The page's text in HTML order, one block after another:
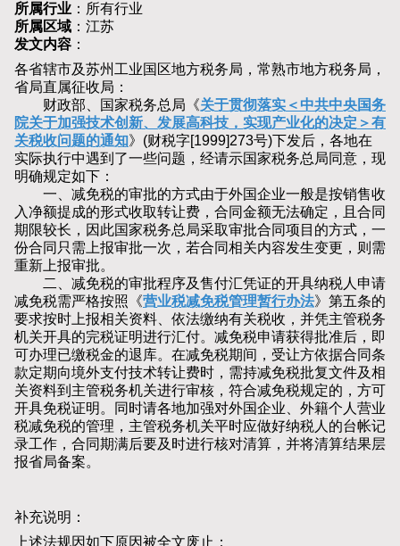
所属行业 ：所有行业
所属区域 ：江苏
发文内容 ：
各省辖市及苏州工业国区地方税务局，常熟市地方税务局，
省局直属征收局：
财政部、国家税务总局《关于贯彻落实＜中共中央国务
院关于加强技术创新、发展高科技，实现产业化的决定＞有
关税收问题的通知》(财税字[1999]273号)下发后，各地在
实际执行中遇到了一些问题，经请示国家税务总局同意，现
明确规定如下：
一、减免税的审批的方式由于外国企业一般是按销售收
入净额提成的形式收取转让费，合同金额无法确定，且合同
期限较长，因此国家税务总局采取审批合同项目的方式，一
份合同只需上报审批一次，若合同相关内容发生变更，则需
重新上报审批。
二、减免税的审批程序及售付汇凭证的开具纳税人申请
减免税需严格按照《营业税减免税管理暂行办法》第五条的
要求按时上报相关资料、依法缴纳有关税收，并凭主管税务
机关开具的完税证明进行汇付。减免税申请获得批准后，即
可办理已缴税金的退库。在减免税期间，受让方依据合同条
款定期向境外支付技术转让费时，需持减免税批复文件及相
关资料到主管税务机关进行审核，符合减免税规定的，方可
开具免税证明。同时请各地加强对外国企业、外籍个人营业
税减免税的管理，主管税务机关平时应做好纳税人的台帐记
录工作，合同期满后要及时进行核对清算，并将清算结果层
报省局备案。
补充说明：
上述法规因如下原因被全文废止：